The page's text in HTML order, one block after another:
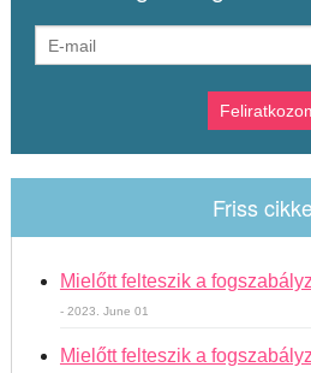
Friss
Mielőtt felteszik a
- 2023. June 01
Mielőtt felteszik a